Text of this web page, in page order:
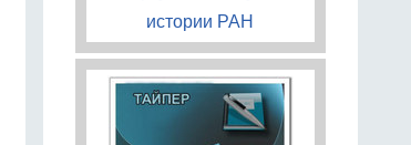
истории РАН